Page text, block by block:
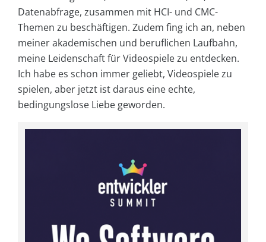
Datenabfrage, zusammen mit HCI- und CMC-
Themen zu beschäftigen. Zudem fing ich an, neben
meiner akademischen und beruflichen Laufbahn,
meine Leidenschaft für Videospiele zu entdecken.
Ich habe es schon immer geliebt, Videospiele zu
spielen, aber jetzt ist daraus eine echte,
bedingungslose Liebe geworden.